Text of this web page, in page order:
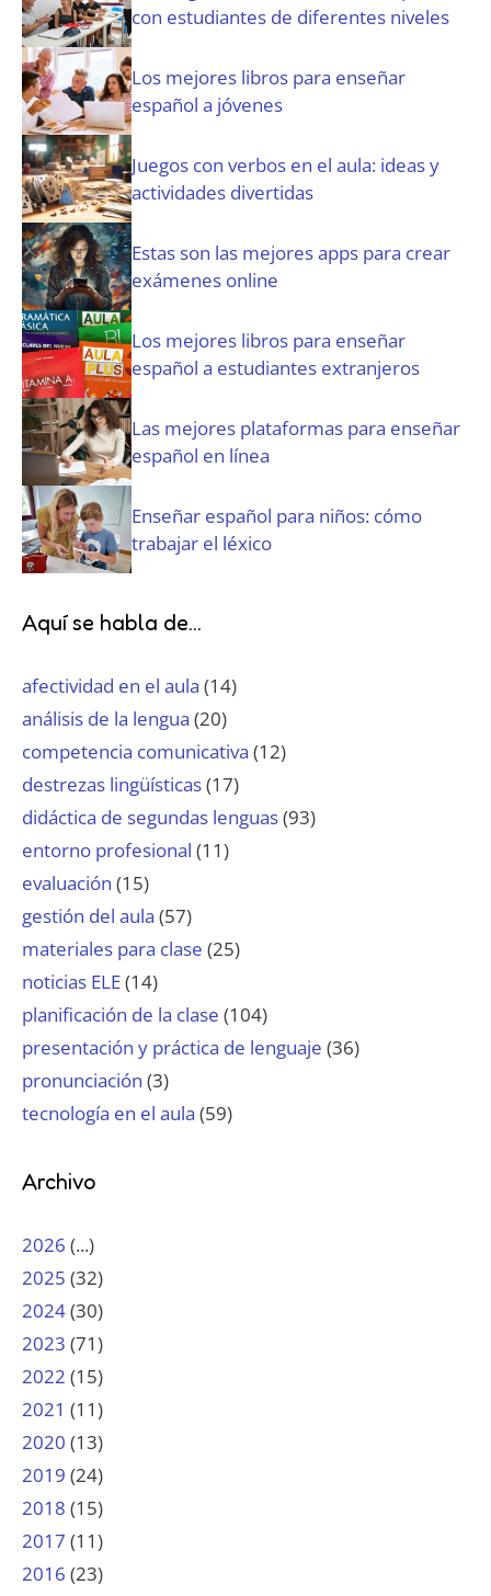
o
r
i
o
)
con estudiantes de diferentes niveles
Los mejores libros para enseñar
español a jóvenes
Juegos con verbos en el aula: ideas y
actividades divertidas
Estas son las mejores apps para crear
exámenes online
Los mejores libros para enseñar
español a estudiantes extranjeros
Las mejores plataformas para enseñar
español en línea
Enseñar español para niños: cómo
trabajar el léxico
Aquí se habla de...
afectividad en el aula (14)
análisis de la lengua (20)
competencia comunicativa (12)
destrezas lingüísticas(17)
didáctica de segundas lenguas(93)
entorno profesional (11)
evaluación (15)
gestión del aula (57)
materiales para clase (25)
noticias ELE(14)
planificación de la clase (104)
presentación y práctica de lenguaje (36)
pronunciación (3)
tecnología en el aula (59)
Archivo
2026 (...)
2025 (32)
2024(30)
2023 (71)
2022 (15)
2021 (11)
2020 (13)
2019 (24)
2018 (15)
2017 (11)
2016 (23)